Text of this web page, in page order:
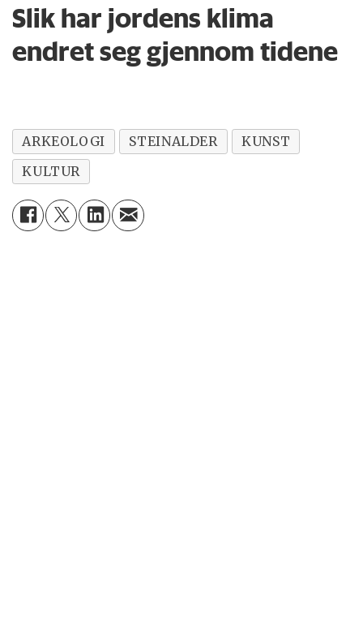
Slik har jordens klima
endret seg gjennom tidene
ARKEOLOGI STEINALDER
KUNST
KULTUR